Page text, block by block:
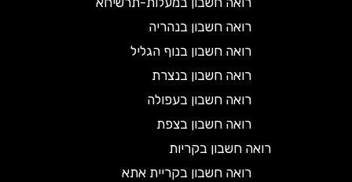
רואה חשבון בנהריה
רואה חשבון בנוף הגליל
רואה חשבון בנצרת
רואה חשבון בעפולה
רואה חשבון בצפת
רואה חשבון בקריות
רואה חשבון בקריית אתא